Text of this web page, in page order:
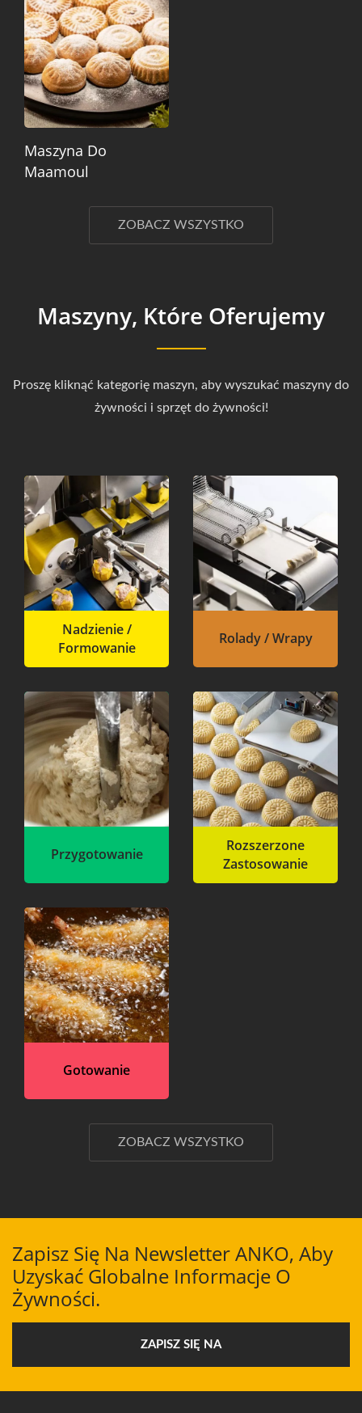
Maszyna Do
Maamoul
ZOBACZ WSZYSTKO
Maszyny, Które Oferujemy
Proszę kliknąć kategorię maszyn, aby wyszukać maszyny do
żywności i sprzęt do żywności!
Nadzienie /
Formowanie
Rolady / Wrapy
Przygotowanie
Rozszerzone
Zastosowanie
Gotowanie
ZOBACZ WSZYSTKO
Zapisz Się Na Newsletter ANKO, Aby
Uzyskać Globalne Informacje O
Żywności.
ZAPISZ SIĘ NA